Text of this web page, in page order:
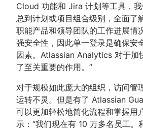
Cloud 功能和 Jira 计划等工具，
总到计划或项目组合级别，全面了
职能产品和领导团队的工作进展情
强安全性，因此单一登录是确保安
因素。Atlassian Analytics 对于加
了至关重要的作用。”
对于规模如此庞大的组织，访问管
运转不灵。但是有了 Atlassian
可以更加轻松地简化流程和掌握用
示：“我们现在有 10 万多名员工。